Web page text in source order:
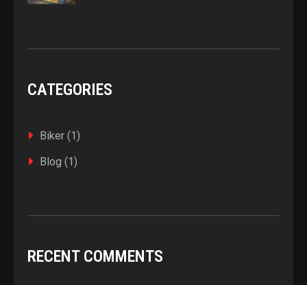
CATEGORIES
Biker (1)
Blog (1)
RECENT COMMENTS